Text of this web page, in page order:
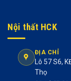
Nội thất HCK
ĐỊA CHỈ
Lô 57 S6,
Thọ